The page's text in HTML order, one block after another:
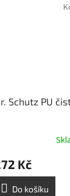
Schutz PU
Kč
Do košíku